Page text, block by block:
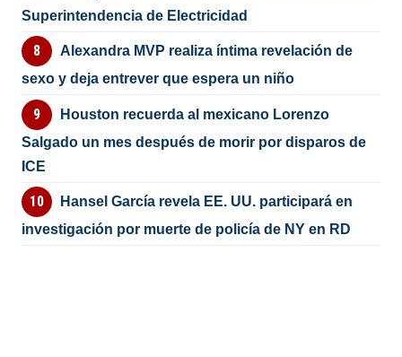
Superintendencia de Electricidad
Alexandra MVP realiza íntima revelación de
sexo y deja entrever que espera un niño
Houston recuerda al mexicano Lorenzo
Salgado un mes después de morir por disparos de
ICE
Hansel García revela EE. UU. participará en
investigación por muerte de policía de NY en RD